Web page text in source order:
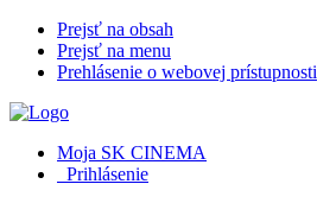
Prejsť na obsah
Prejsť na menu
Prehlásenie o webovej prístupnosti
Moja SK CINEMA
Prihlásenie